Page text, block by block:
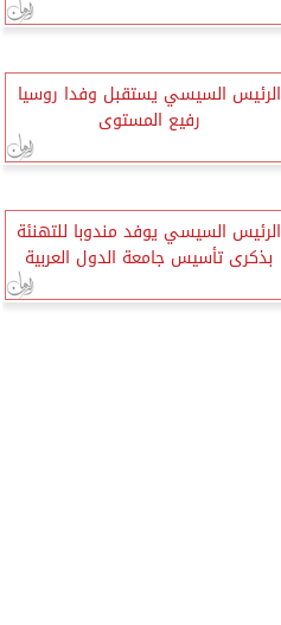
الرئيس السيسي يستقبل وفدا روسيا
رفيع المستوى
الرئيس السيسي يوفد مندوبا للتهنئة
بذكرى تأسيس جامعة الدول العربية